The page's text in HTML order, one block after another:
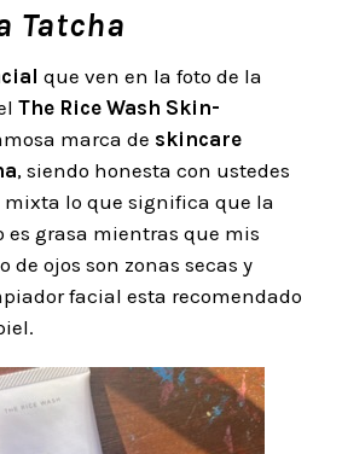
Tatcha
que ven en la foto de la
The Rice Wash Skin-
marca de skincare
, siendo honesta con ustedes
mixta lo que significa que la
es grasa mientras que mis
de ojos son zonas secas y
facial esta recomendado